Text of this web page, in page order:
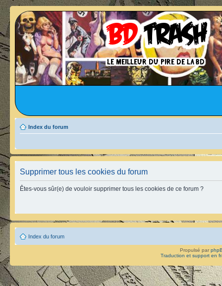
Index du forum
Supprimer tous les cookies du forum
Êtes-vous sûr(e) de vouloir supprimer tous les cookies de ce forum ?
Index du forum
Propulsé par
Traduction et support en